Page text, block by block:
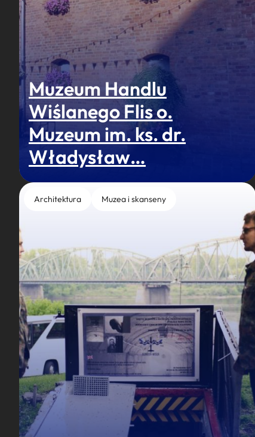
Muzeum Handlu
Wiślanego Flis o.
Muzeum im. ks. dr.
Władysław…
Architektura Muzea i skanseny